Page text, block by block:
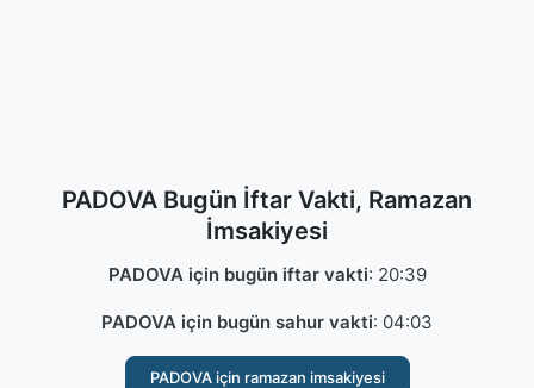
PADOVA Bugün İftar Vakti, Ramazan
İmsakiyesi
PADOVA için bugün iftar vakti: 20:39
PADOVA için bugün sahur vakti: 04:03
PADOVA için ramazan imsakiyesi